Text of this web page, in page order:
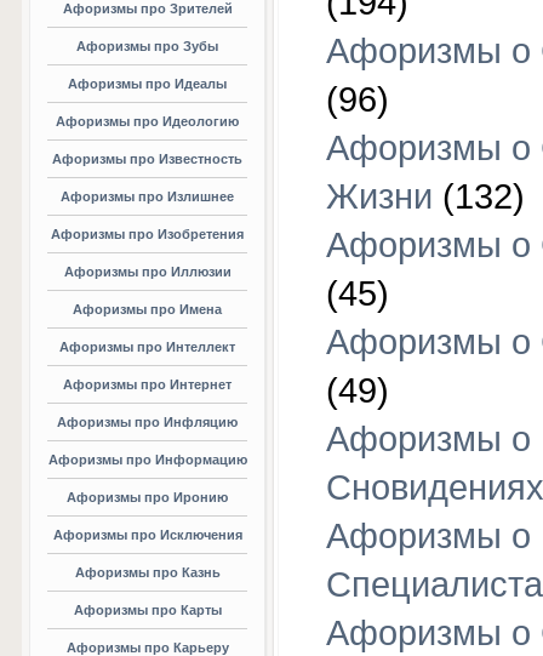
Афоризмы про Зрителей
Афоризмы про Зубы
Афоризмы про Идеалы
Афоризмы про Идеологию
Афоризмы про Известность
Афоризмы про Излишнее
Афоризмы про Изобретения
Афоризмы про Иллюзии
Афоризмы про Имена
Афоризмы про Интеллект
Афоризмы про Интернет
Афоризмы про Инфляцию
Афоризмы про Информацию
Афоризмы про Иронию
Афоризмы про Исключения
Афоризмы про Казнь
Афоризмы про Карты
Афоризмы про Карьеру
Афоризмы о
(96)
Афоризмы о
Жизни (132)
Афоризмы о
(45)
Афоризмы о
(49)
Афоризмы о
Сновидениях
Афоризмы о
Афоризмы о